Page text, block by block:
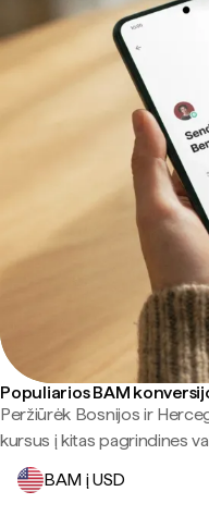
Populiarios BAM
Peržiūrėk Bosnijos ir
kursus į kitas pagrindines
BAM į USD